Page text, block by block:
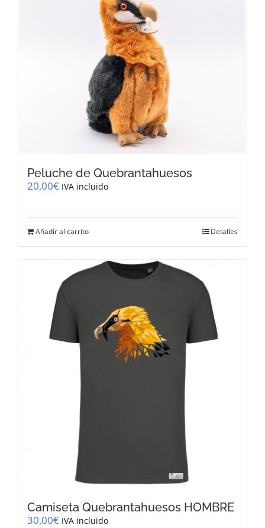
Peluche de Quebrantahuesos
20,00€ IVA incluido
Añadir al carrito Detalles
Camiseta Quebrantahuesos HOMBRE
30,00€ IVA incluido